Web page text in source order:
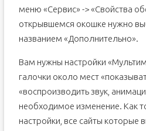
меню «Сервис» -> «Свойства
открывшемся окошке нужно
названием «Дополнительно».
Вам нужны настройки
галочки около мест
«воспроизводить звук,
необходимое изменение. Как
настройки, все сайты которые